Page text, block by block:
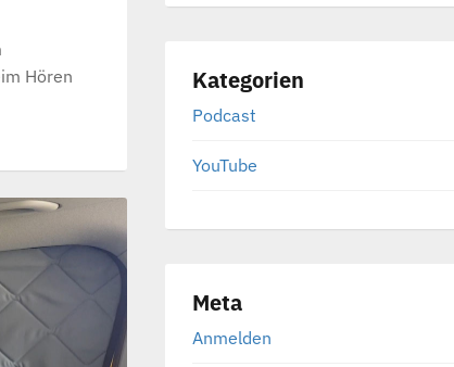
Hören
Kategorien
Podcast
YouTube
Meta
Anmelden